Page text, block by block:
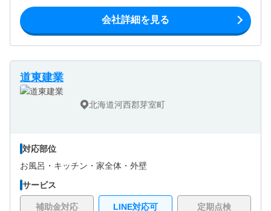
会社詳細を見る
道東建業
北海道河西郡芽室町
対応部位
お風呂・ キッチン・ 家全体・ 外壁
サービス
補助金対応 LINE対応可 定期点検